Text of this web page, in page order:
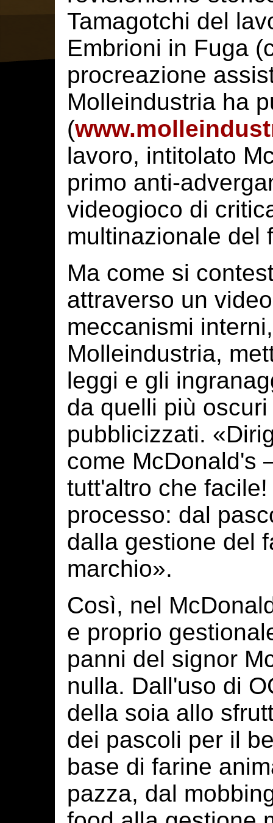
Tamagotchi del
Embrioni in Fuga
procreazione
Molleindustria ha
(
lavoro, intitolato
primo anti-
videogioco di
multinazionale del
Ma come si
attraverso un
meccanismi
Molleindustria,
leggi e gli
da quelli più
pubblicizzati.
come McDonald's
tutt'altro che
processo: dal
dalla gestione del
marchio».
Così, nel
e proprio
panni del signor
nulla. Dall'uso di
della soia allo
dei pascoli per il
base di farine
pazza, dal